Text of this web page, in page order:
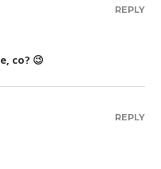
co? 😉
REPLY
REPLY